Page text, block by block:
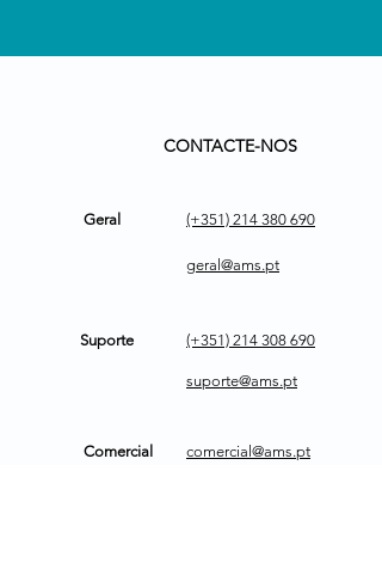
CONTACTE-NOS
Geral (+351) 214 380 690
geral@ams.pt
Suporte (+351) 214 308 690
suporte@ams.pt
Comercial comercial@ams.pt